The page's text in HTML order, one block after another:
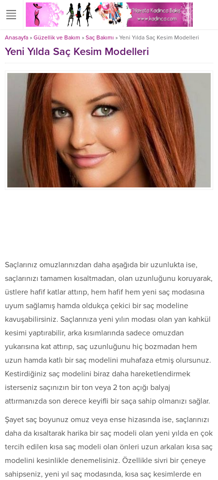
Anasayfa » Güzellik ve Bakım » Saç Bakımı » Yeni Yılda Saç Kesim Modelleri
Yeni Yılda Saç Kesim Modelleri
Saçlarınız omuzlarınızdan daha aşağıda bir uzunlukta ise,
saçlarınızı tamamen kısaltmadan, olan uzunluğunu koruyarak,
üstlere hafif katlar attırıp, hem hafif hem yeni saç modasına
uyum sağlamış hamda oldukça çekici bir saç modeline
kavuşabilirsiniz. Saçlarınıza yeni yılın modası olan yan kahkül
kesimi yaptırabilir, arka kısımlarında sadece omuzdan
yukarısına kat attırıp, saç uzunluğunu hiç bozmadan hem
uzun hamda katlı bir saç modelini muhafaza etmiş olursunuz.
Kestirdiğiniz saç modelini biraz daha hareketlendirmek
isterseniz saçınızın bir ton veya 2 ton açığı balyaj
attırmanızda son derece keyifli bir saça sahip olmanızı sağlar.
Şayet saç boyunuz omuz veya ense hizasında ise, saçlarınızı
daha da kısaltarak harika bir saç modeli olan yeni yılda en çok
tercih edilen kısa saç modeli olan önleri uzun arkaları kısa saç
modelini kesinlikle denemelisiniz. Özellikle sivri bir çeneye
sahipseniz, yeni yıl saç modasında, kısa saç kesimlerde en